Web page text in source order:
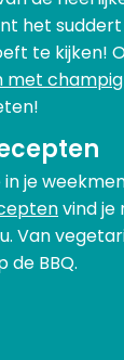
het
te kijken!
met
je
vind
Van
BBQ.